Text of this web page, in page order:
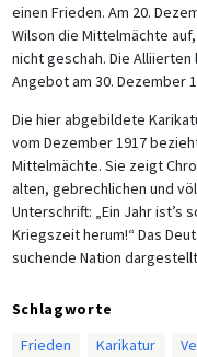
einen Frieden. Am 20.
Wilson die Mittelmächte
nicht geschah. Die
Angebot am 30. Dezember
Die hier abgebildete
vom Dezember 1917
Mittelmächte. Sie zeigt
alten, gebrechlichen und
Unterschrift: „Ein Jahr ist’s
Kriegszeit herum!“ Das
suchende Nation
Schlagworte
Frieden
Karikatur